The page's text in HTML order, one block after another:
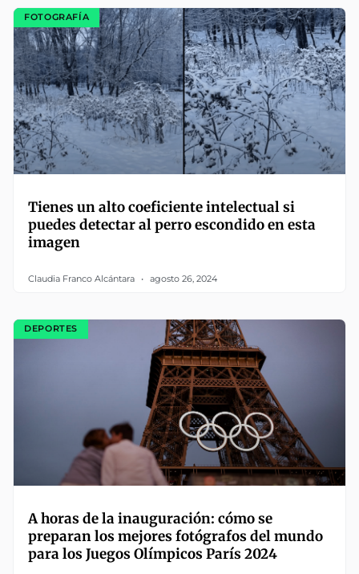
FOTOGRAFÍA
Tienes un alto coeficiente intelectual si
puedes detectar al perro escondido en esta
imagen
Claudia Franco Alcántara agosto 26, 2024
DEPORTES
A horas de la inauguración: cómo se
preparan los mejores fotógrafos del mundo
para los Juegos Olímpicos París 2024